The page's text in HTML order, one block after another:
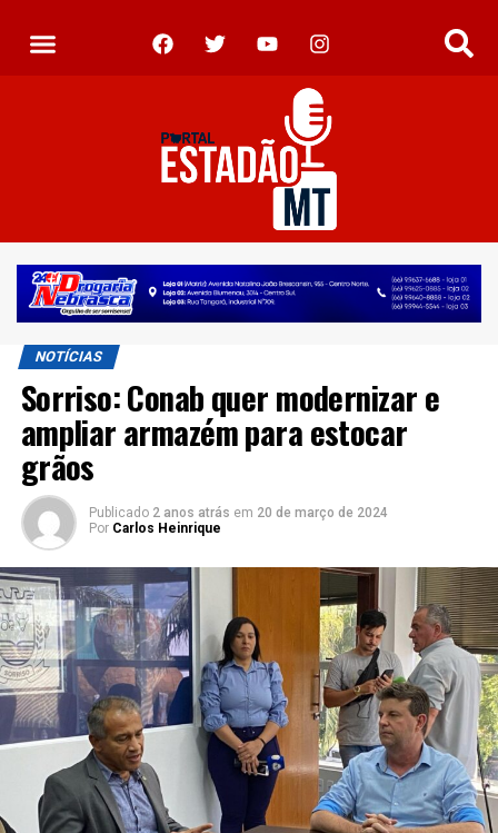
NOTÍCIAS
Sorriso: Conab quer modernizar e
ampliar armazém para estocar
grãos
Publicado 2 anos atrás em 20 de março de 2024
Por Carlos Heinrique